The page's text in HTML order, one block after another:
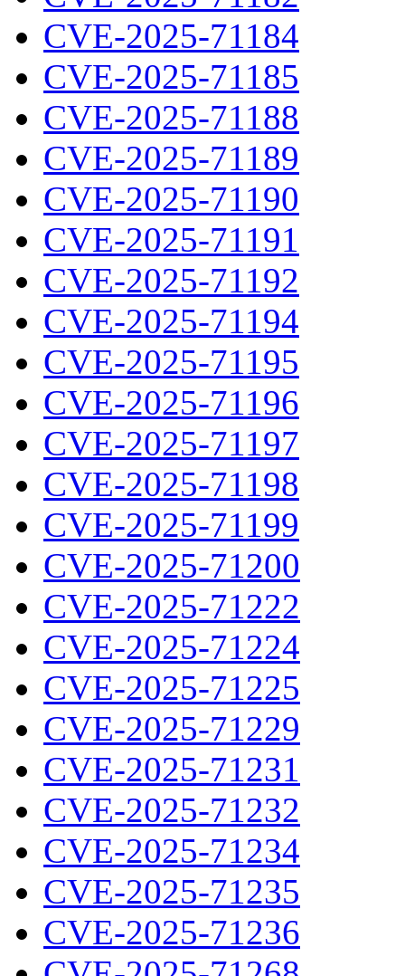
CVE-2025-71184
CVE-2025-71185
CVE-2025-71188
CVE-2025-71189
CVE-2025-71190
CVE-2025-71191
CVE-2025-71192
CVE-2025-71194
CVE-2025-71195
CVE-2025-71196
CVE-2025-71197
CVE-2025-71198
CVE-2025-71199
CVE-2025-71200
CVE-2025-71222
CVE-2025-71224
CVE-2025-71225
CVE-2025-71229
CVE-2025-71231
CVE-2025-71232
CVE-2025-71234
CVE-2025-71235
CVE-2025-71236